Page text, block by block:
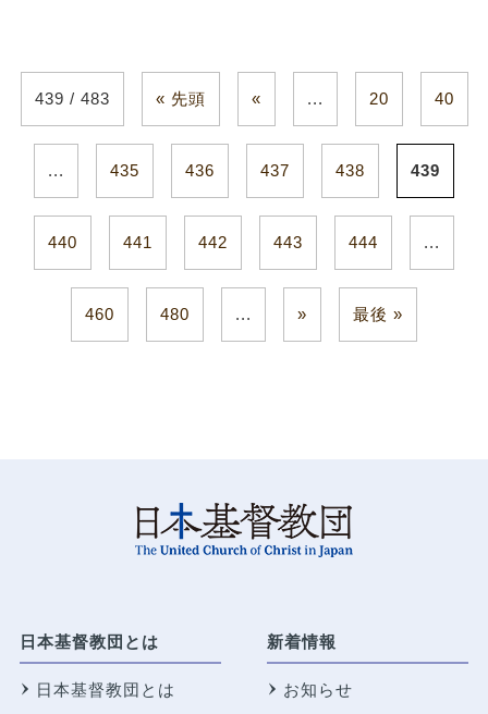
439 / 483 « 先頭 « ... 20 40
... 435 436 437 438 439
440 441 442 443 444 ...
460 480 ... » 最後 »
日本基督教団とは
日本基督教団とは
新着情報
お知らせ